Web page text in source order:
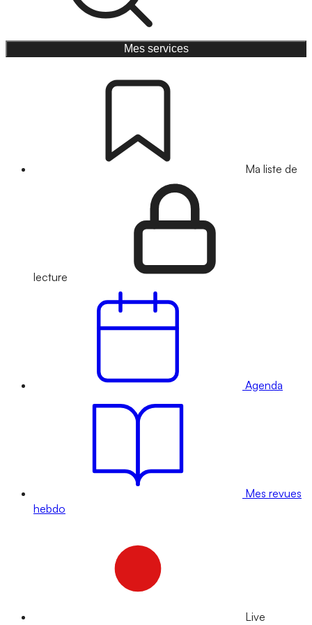
Mes services
Ma liste de
lecture
Agenda
Mes revues
hebdo
Live